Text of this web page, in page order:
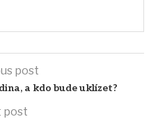
post
a kdo bude uklízet?
post